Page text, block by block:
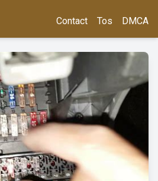
Contact Tos DMCA